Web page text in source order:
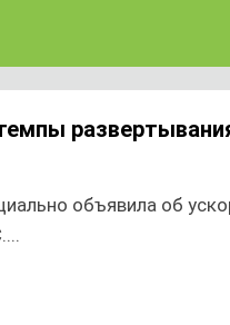
объявила об